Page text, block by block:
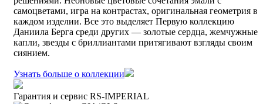
самоцветами, игра на контрастах, оригинальная геометрия в
каждом изделии. Все это выделяет Первую коллекцию
Даниила Берга среди других — золотые сердца, жемчужные
капли, звезды с бриллиантами притягивают взгляды своим
сиянием.
Узнать больше о коллекции
Гарантия и сервис RS‑IMPERIAL